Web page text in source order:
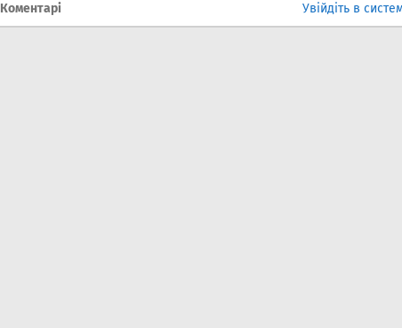
Коментарі Увійдіть в